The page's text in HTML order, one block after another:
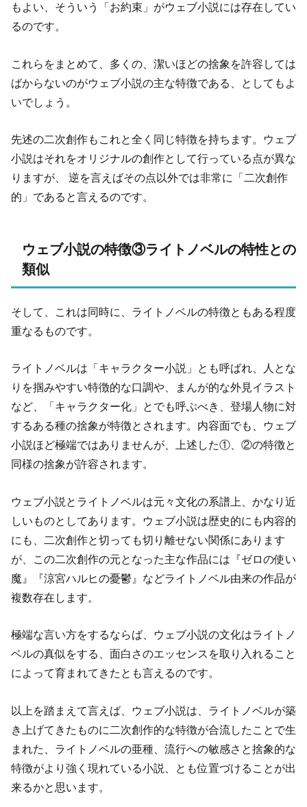
もよい、そういう「お約束」がウェブ小説には存在してい
るのです。
これらをまとめて、多くの、潔いほどの捨象を許容しては
ばからないのがウェブ小説の主な特徴である、としてもよ
いでしょう。
先述の二次創作もこれと全く同じ特徴を持ちます。ウェブ
小説はそれをオリジナルの創作として行っている点が異な
りますが、 逆を言えばその点以外では非常に「二次創作
的」であると言えるのです。
ウェブ小説の特徴③ライトノベルの特性との
類似
そして、これは同時に、ライトノベルの特徴ともある程度
重なるものです。
ライトノベルは「キャラクター小説」とも呼ばれ、人とな
りを掴みやすい特徴的な口調や、まんが的な外見イラスト
など、「キャラクター化」とでも呼ぶべき、登場人物に対
するある種の捨象が特徴とされます。内容面でも、ウェブ
小説ほど極端ではありませんが、上述した①、②の特徴と
同様の捨象が許容されます。
ウェブ小説とライトノベルは元々文化の系譜上、かなり近
しいものとしてあります。ウェブ小説は歴史的にも内容的
にも、二次創作と切っても切り離せない関係にあります
が、この二次創作の元となった主な作品には『ゼロの使い
魔』『涼宮ハルヒの憂鬱』などライトノベル由来の作品が
複数存在します。
極端な言い方をするならば、ウェブ小説の文化はライトノ
ベルの真似をする、面白さのエッセンスを取り入れること
によって育まれてきたとも言えるのです。
以上を踏まえて言えば、ウェブ小説は、ライトノベルが築
き上げてきたものに二次創作的な特徴が合流したことで生
まれた、ライトノベルの亜種、流行への敏感さと捨象的な
特徴がより強く現れている小説、とも位置づけることが出
来るかと思います。